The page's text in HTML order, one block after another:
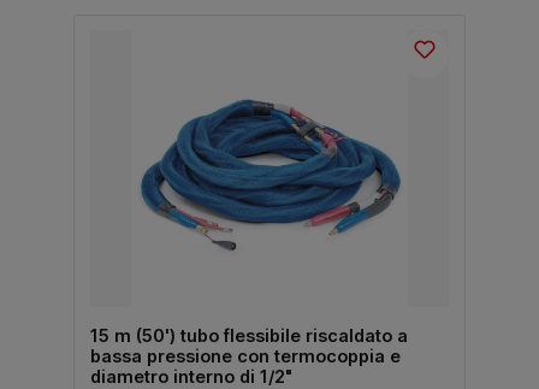
15 m (50') tubo flessibile riscaldato a
bassa pressione con termocoppia e
diametro interno di 1/2"